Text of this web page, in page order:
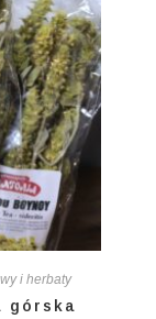
i herbaty
górska